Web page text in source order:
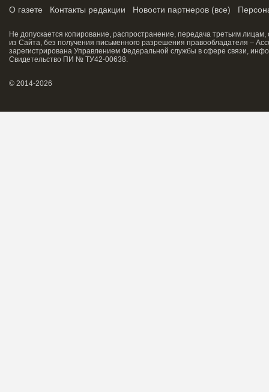
О газете Контакты редакции Новости партнеров (все)
Не допускается копирование, распространение, передача третьим
из Сайта, без получения письменного разрешения правообладателя –
зарегистрирована Управлением Федеральной службы в сфере связи,
Свидетельство ПИ № ТУ42-00638.
© 2014-2026